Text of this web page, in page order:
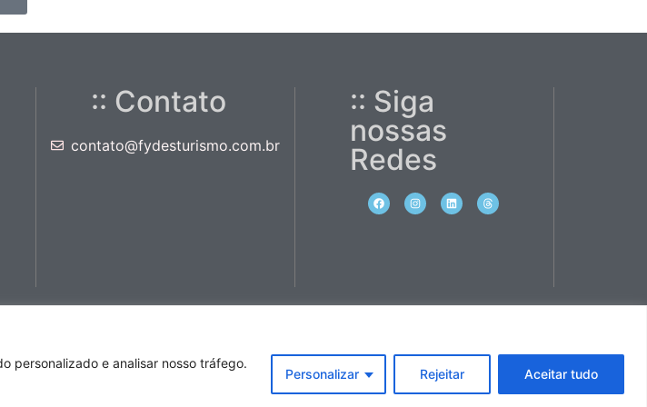
personalizado e analisar nosso tráfego.
Personalizar Rejeitar Aceitar tudo
:: Contato
contato@fydesturismo.com.br
:: Siga
nossas
Redes
e Marketing - Todos os direitos reservados.